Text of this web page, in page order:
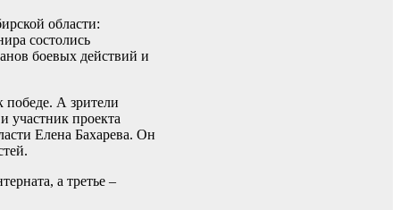
области:
состолись
боевых действий и
А зрители
участник проекта
Елена Бахарева. Он
а третье –